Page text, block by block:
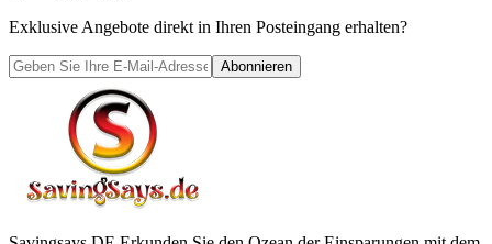
Exklusive Angebote direkt in Ihren Posteingang erhalten?
Abonnieren